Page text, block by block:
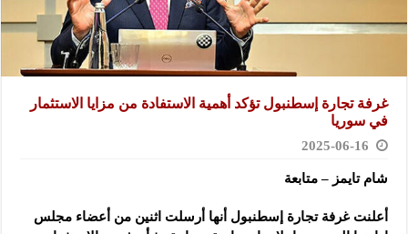
غرفة تجارة إسطنبول تؤكد أهمية الاستفادة من مزايا الاستثمار
في سوريا
2025-06-16
شام تايمز – متابعة
أعلنت غرفة تجارة إسطنبول أنها أرسلت اثنين من أعضاء مجلس